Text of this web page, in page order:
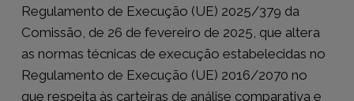
Regulamento de Execução (UE) 2025/379 da
Comissão, de 26 de fevereiro de 2025, que altera
as normas técnicas de execução estabelecidas no
Regulamento de Execução (UE) 2016/2070 no
que respeita às carteiras de análise comparativa e